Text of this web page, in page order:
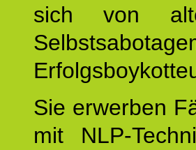
sich von
Sie erwerben
mit NLP-